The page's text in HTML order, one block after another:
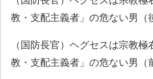
教・支配主義者」の危ない男（
（国防長官）ヘグセスは宗教極
教・支配主義者」の危ない男（